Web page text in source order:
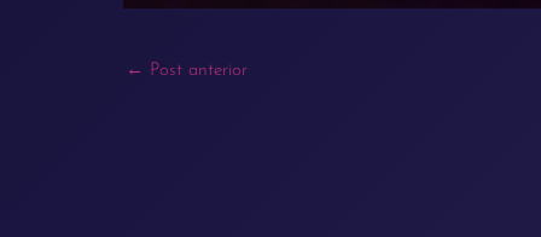
← Post anterior